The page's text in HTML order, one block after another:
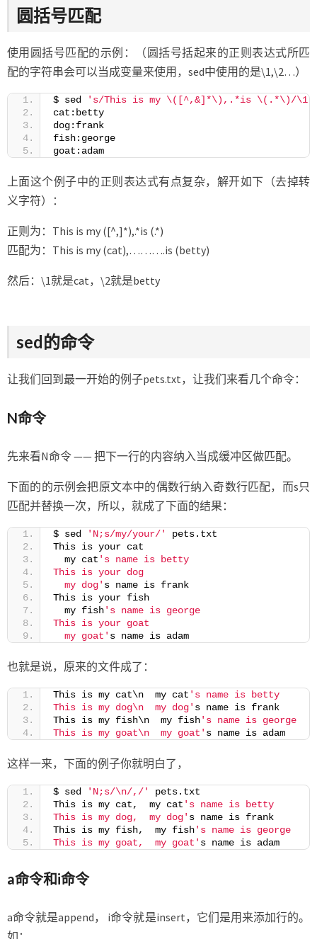
圆括号匹配
使用圆括号匹配的示例：（圆括号括起来的正则表达式所匹
配的字符串会可以当成变量来使用，sed中使用的是\1,\2…）
$ sed
's/This is my \([^,&]*\),.*is \(.*\)/
cat:betty
dog:frank
fish:george
goat:adam
上面这个例子中的正则表达式有点复杂，解开如下（去掉转
义字符）：
正则为：This is my ([^,]*),.*is (.*)
匹配为：This is my (cat),……….is (betty)
然后：\1就是cat，\2就是betty
sed的命令
让我们回到最一开始的例子pets.txt，让我们来看几个命令：
N命令
先来看N命令 —— 把下一行的内容纳入当成缓冲区做匹配。
下面的的示例会把原文本中的偶数行纳入奇数行匹配，而s只
匹配并替换一次，所以，就成了下面的结果：
$ sed 'N;s/my/your/'
pets.txt
This is your cat
  my cat
's name is betty
This is your dog
  my dog'
s name is frank
This is your fish
  my fish
's name is george
This is your goat
  my goat'
s name is adam
也就是说，原来的文件成了：
This is my cat\n  my cat 's name is betty
This is my dog\n  my dog' s name is frank
This is my fish\n  my fish's name is george
This is my goat\n  my goat' s name is adam
这样一来，下面的例子你就明白了，
$ sed 'N;s/\n/,/'
pets.txt
This is my cat,  my cat 's name is betty
This is my dog,  my dog' s name is frank
This is my fish,  my fish's name is george
This is my goat,  my goat' s name is adam
a命令和i命令
a命令就是append， i命令就是insert，它们是用来添加行的。